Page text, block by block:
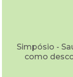
Simpósio -
como